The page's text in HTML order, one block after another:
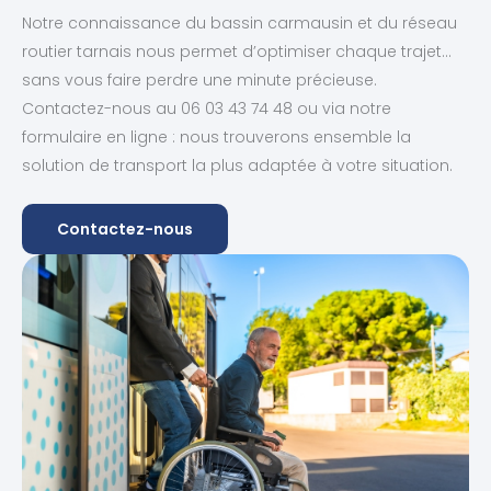
Notre connaissance du bassin carmausin et du réseau
routier tarnais nous permet d’optimiser chaque trajet…
sans vous faire perdre une minute précieuse.
Contactez-nous au 06 03 43 74 48 ou via notre
formulaire en ligne : nous trouverons ensemble la
solution de transport la plus adaptée à votre situation.
Contactez-nous